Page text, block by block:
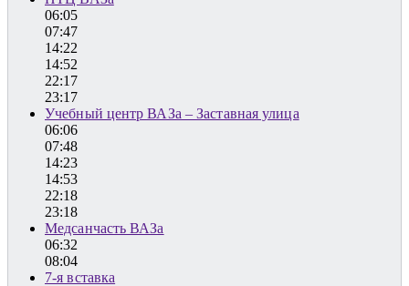
06:05
07:47
14:22
14:52
22:17
23:17
Учебный центр ВАЗа – Заставная улица
06:06
07:48
14:23
14:53
22:18
23:18
Медсанчасть ВАЗа
06:32
08:04
7-я вставка